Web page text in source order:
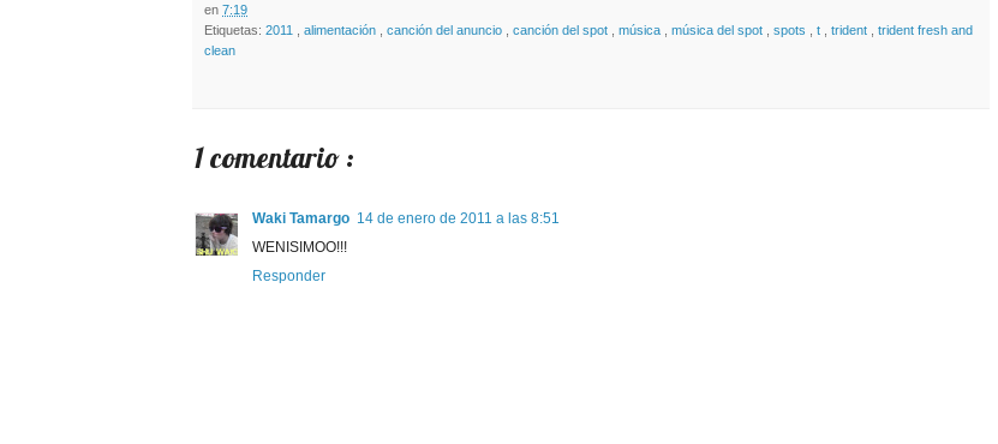
en 7:19
Etiquetas: 2011 alimentación canción del anuncio canción del spot música música del spot spots t trident
trident fresh and
clean
1 comentario :
Waki Tamargo 14 de enero de 2011 a las 8:51
WENISIMOO!!!
Responder